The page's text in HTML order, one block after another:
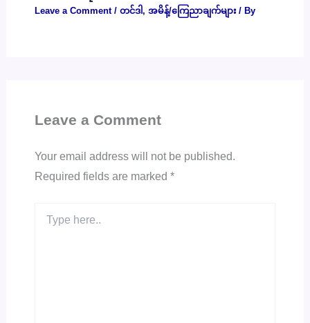
Leave a Comment / တင်ဒါ , အမိန့်/ကြေညာချက်များ/ By
Leave a Comment
Your email address will not be published.
Required fields are marked *
here..